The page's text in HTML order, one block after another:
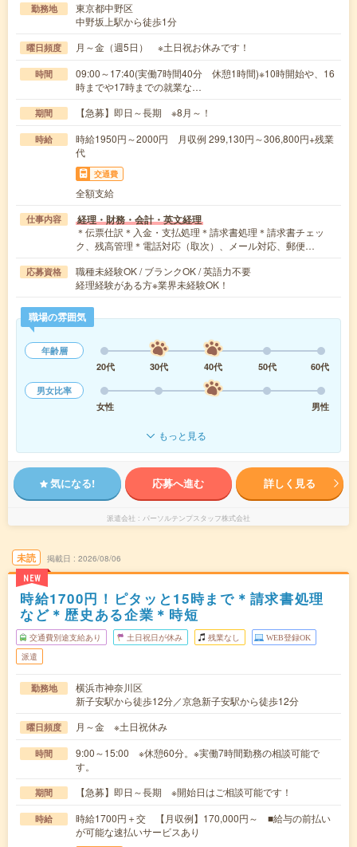
勤務地
東京都中野区
中野坂上駅から徒歩1分
曜日頻度 月～金（週5日） ※土日祝お休みです！
時間
09:00～17:40(実働7時間40分 休憩1時間)※10時開始や、16
時までや17時までの就業な…
期間 【急募】即日～長期 ※8月～！
時給
時給1950円～2000円 月収例 299,130円～306,800円+残業
代
交通費
全額支給
仕事内容 経理・財務・会計・英文経理
＊伝票仕訳＊入金・支払処理＊請求書処理＊請求書チェッ
ク、残高管理＊電話対応（取次）、メール対応、郵便…
応募資格
職種未経験OK / ブランクOK / 英語力不要
経理経験がある方※業界未経験OK！
職場の雰囲気
年齢層
20代
30代 40代 50代
60代
男女比率
女性
男性
もっと見る
気になる! 応募へ進む 詳しく見る
派遣会社 パーソルテンプスタッフ株式会社
未読
NEW
掲載日 2026/08/06
時給1700円！ピタッと15時まで＊請求書処理
など＊歴史ある企業＊時短
交通費別途支給あり 土日祝日が休み 残業なし WEB登録OK
派遣
勤務地
横浜市神奈川区
新子安駅から徒歩12分／京急新子安駅から徒歩12分
曜日頻度 月～金 ※土日祝休み
時間
9:00～15:00 ※休憩60分。※実働7時間勤務の相談可能で
す。
期間 【急募】即日～長期 ※開始日はご相談可能です！
時給
時給1700円＋交 【月収例】170,000円～ ■給与の前払い
が可能な速払いサービスあり